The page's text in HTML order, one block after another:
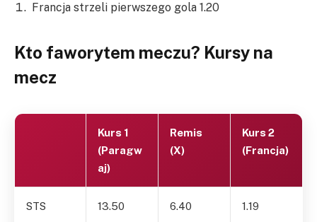
Francja strzeli pierwszego gola 1.20
Kto faworytem meczu? Kursy na
mecz
Kurs 1
(Paragw
aj)
Remis
(X)
Kurs 2
(Francja)
STS 13.50 6.40 1.19